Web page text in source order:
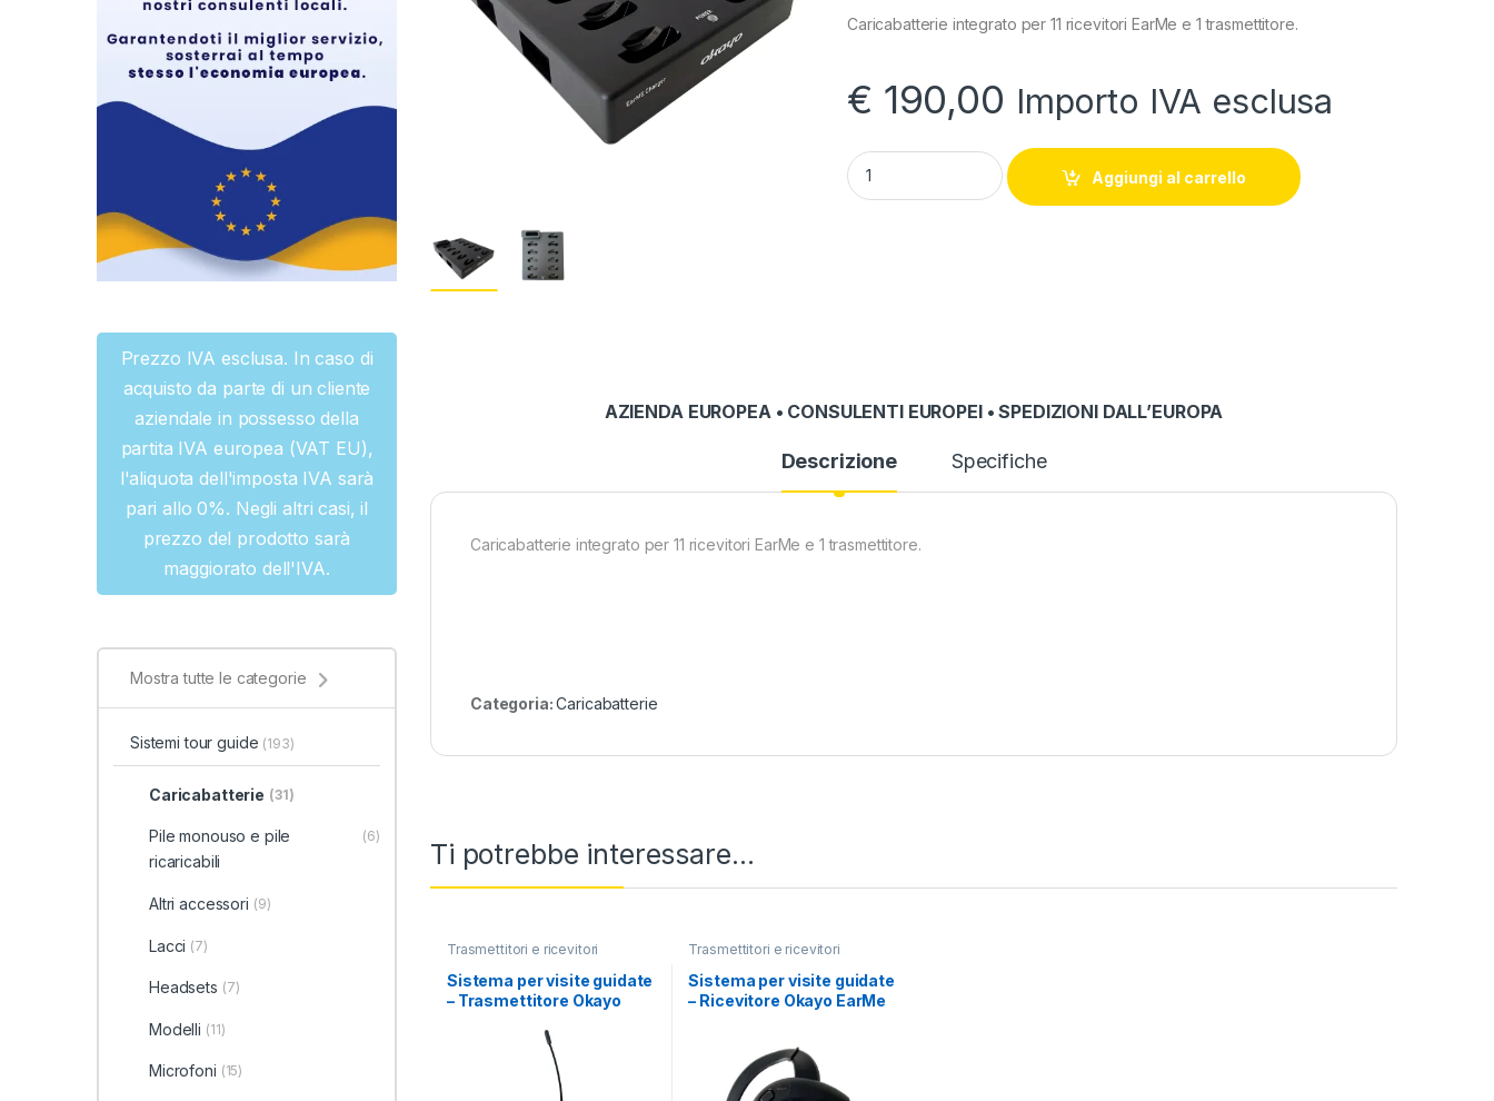
Caricabatterie integrato per 11 ricevitori EarMe e 1 trasmettitore.
€ 190,00 Importo IVA esclusa
Caricatore Okayo C111 quantity
Aggiungi al carrello
AZIENDA EUROPEA • CONSULENTI EUROPEI • SPEDIZIONI DALL’EUROPA
Descrizione Specifiche
Caricabatterie integrato per 11 ricevitori EarMe e 1 trasmettitore.
Categoria:Caricabatterie
Ti potrebbe interessare…
Trasmettitori e ricevitori
Sistema per visite guidate
– Trasmettitore Okayo
Trasmettitori e ricevitori
Sistema per visite guidate
– Ricevitore Okayo EarMe
Prezzo IVA esclusa. In caso di
acquisto da parte di un cliente
aziendale in possesso della
partita IVA europea (VAT EU),
l'aliquota dell'imposta IVA sarà
pari allo 0%. Negli altri casi, il
prezzo del prodotto sarà
maggiorato dell'IVA.
Mostra tutte le categorie
Sistemi tour guide (193)
Caricabatterie (31)
Pile monouso e pile
ricaricabili
(6)
Altri accessori (9)
Lacci (7)
Headsets (7)
Modelli (11)
Microfoni (15)